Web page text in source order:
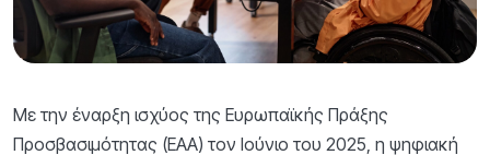
Με την έναρξη ισχύος της Ευρωπαϊκής Πράξης
Προσβασιμότητας (EAA) τον Ιούνιο του 2025, η ψηφιακή